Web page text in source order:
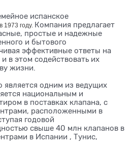
испанское
1973 году. Компания предлагает
простые и надежные
и бытового
эффективные ответы на
в этом содействовать их
жизни.
является одним из ведущих
национальным и
в поставках клапана, с
расположенными в
годовой
свыше 40 млн клапанов в
в Испании , Тунис,